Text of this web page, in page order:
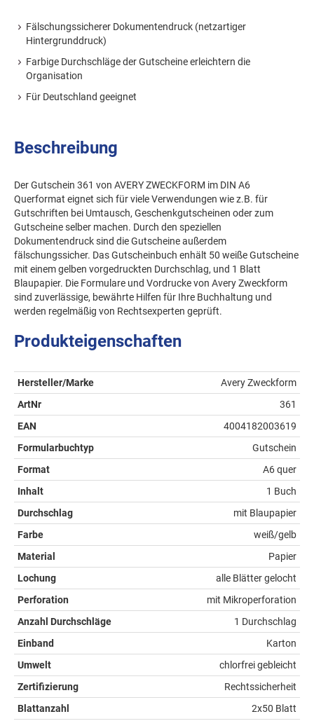
Fälschungssicherer Dokumentendruck (netzartiger
Hintergrunddruck)
Farbige Durchschläge der Gutscheine erleichtern die
Organisation
Für Deutschland geeignet
Beschreibung
Der Gutschein 361 von AVERY ZWECKFORM im DIN A6
Querformat eignet sich für viele Verwendungen wie z.B. für
Gutschriften bei Umtausch, Geschenkgutscheinen oder zum
Gutscheine selber machen. Durch den speziellen
Dokumentendruck sind die Gutscheine außerdem
fälschungssicher. Das Gutscheinbuch enhält 50 weiße Gutscheine
mit einem gelben vorgedruckten Durchschlag, und 1 Blatt
Blaupapier. Die Formulare und Vordrucke von Avery Zweckform
sind zuverlässige, bewährte Hilfen für Ihre Buchhaltung und
werden regelmäßig von Rechtsexperten geprüft.
Produkteigenschaften
Hersteller/Marke
Avery Zweckform
ArtNr
361
EAN
4004182003619
Formularbuchtyp
Gutschein
Format
A6 quer
Inhalt
1 Buch
Durchschlag
mit Blaupapier
Farbe
weiß/gelb
Material
Papier
Lochung
alle Blätter gelocht
Perforation
mit Mikroperforation
Anzahl Durchschläge
1 Durchschlag
Einband
Karton
Umwelt
chlorfrei gebleicht
Zertifizierung
Rechtssicherheit
Blattanzahl
2x50 Blatt